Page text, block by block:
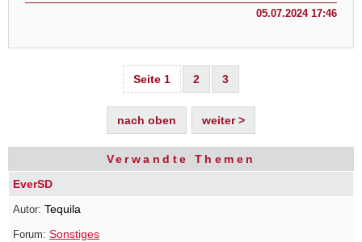
05.07.2024 17:46
Seite 1 2 3
nach oben weiter >
Verwandte Themen
EverSD
Tequila
Sonstiges